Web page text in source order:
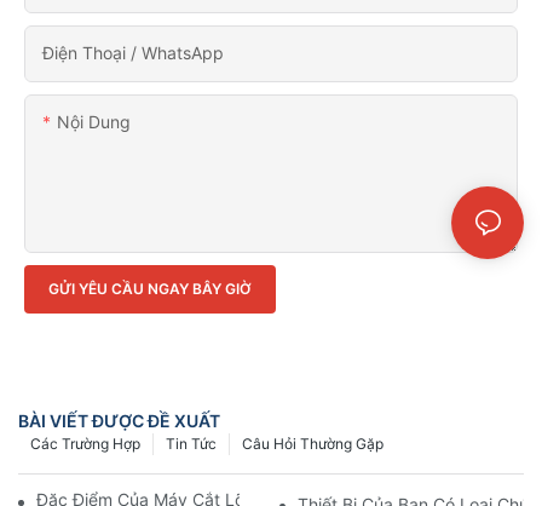
Điện Thoại / WhatsApp
Nội Dung
GỬI YÊU CẦU NGAY BÂY GIỜ
BÀI VIẾT ĐƯỢC ĐỀ XUẤT
Câu Hỏi Thường Gặp
Tin Tức
Các Trường Hợp
Đặc Điểm Của Máy Cắt Lõi Biến Áp Độ Chính Xác Cao